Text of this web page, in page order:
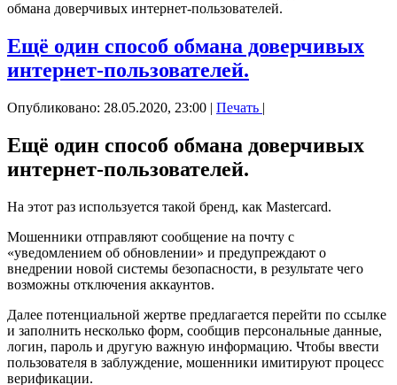
обмана доверчивых интернет-пользователей.
Ещё один способ обмана доверчивых
интернет-пользователей.
Опубликовано: 28.05.2020, 23:00 | Печать |
Ещё один способ обмана доверчивых
интернет-пользователей.
На этот раз используется такой бренд, как Mastercard.
Мошенники отправляют сообщение на почту с
«уведомлением об обновлении» и предупреждают о
внедрении новой системы безопасности, в результате чего
возможны отключения аккаунтов.
Далее потенциальной жертве предлагается перейти по ссылке
и заполнить несколько форм, сообщив персональные данные,
логин, пароль и другую важную информацию. Чтобы ввести
пользователя в заблуждение, мошенники имитируют процесс
верификации.